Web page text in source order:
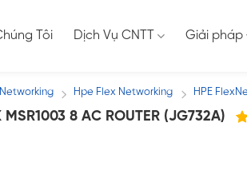
Tôi Dịch Vụ CNTT Giải pháp
/ Hpe Flex Networking / HPE
MSR1003 8 AC ROUTER (JG732A)